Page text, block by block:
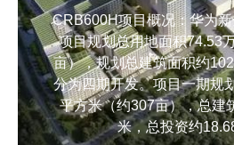
CRB600H项目概况：华为
项目规划总用地面积74.53
亩），规划总建筑面积约
分为四期开发。项目一期规
平方米（约307亩），总建
米，总投资约